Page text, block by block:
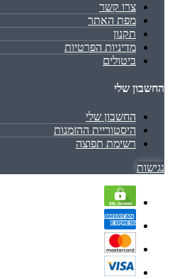
צרו קשר
מפת האתר
תקנון
מדיניות הפרטיות
ביטולים
החשבון שלי
החשבון שלי
היסטוריית ההזמנות
רשימת תפוצה
נגישות